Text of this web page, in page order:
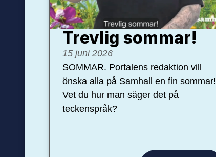
Trevlig sommar!
15 juni 2026
SOMMAR. Portalens redaktion vill
önska alla på Samhall en fin sommar!
Vet du hur man säger det på
teckenspråk?